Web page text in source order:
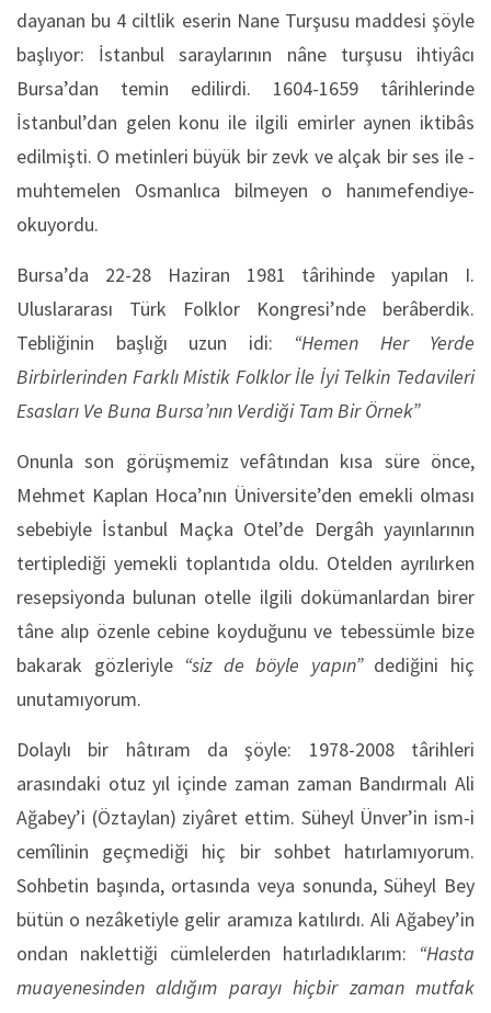
dayanan bu 4 ciltlik eserin Nane Turşusu maddesi şöyle
başlıyor: İstanbul saraylarının nâne turşusu ihtiyâcı
Bursa’dan temin edilirdi. 1604-1659 târihlerinde
İstanbul’dan gelen konu ile ilgili emirler aynen iktibâs
edilmişti. O metinleri büyük bir zevk ve alçak bir ses ile -
muhtemelen Osmanlıca bilmeyen o hanımefendiye-
okuyordu.
Bursa’da 22-28 Haziran 1981 târihinde yapılan I.
Uluslararası Türk Folklor Kongresi’nde berâberdik.
Tebliğinin başlığı uzun idi: “Hemen Her Yerde
Birbirlerinden Farklı Mistik Folklor İle İyi Telkin Tedavileri
Esasları Ve Buna Bursa’nın Verdiği Tam Bir Örnek”
Onunla son görüşmemiz vefâtından kısa süre önce,
Mehmet Kaplan Hoca’nın Üniversite’den emekli olması
sebebiyle İstanbul Maçka Otel’de Dergâh yayınlarının
tertiplediği yemekli toplantıda oldu. Otelden ayrılırken
resepsiyonda bulunan otelle ilgili dokümanlardan birer
tâne alıp özenle cebine koyduğunu ve tebessümle bize
bakarak gözleriyle “siz de böyle yapın”dediğini hiç
unutamıyorum.
Dolaylı bir hâtıram da şöyle: 1978-2008 târihleri
arasındaki otuz yıl içinde zaman zaman Bandırmalı Ali
Ağabey’i (Öztaylan) ziyâret ettim. Süheyl Ünver’in ism-i
cemîlinin geçmediği hiç bir sohbet hatırlamıyorum.
Sohbetin başında, ortasında veya sonunda, Süheyl Bey
bütün o nezâketiyle gelir aramıza katılırdı. Ali Ağabey’in
ondan naklettiği cümlelerden hatırladıklarım: “Hasta
muayenesinden aldığım parayı hiçbir zaman mutfak